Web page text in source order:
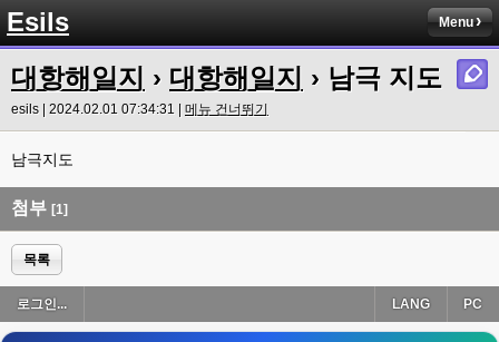
Esils Menu
대항해일지 › 대항해일지 › 남극 지도
esils | 2024.02.01 07:34:31 | 메뉴 건너뛰기
남극지도
첨부 [1]
목록
로그인... PC
LANG
esils 00:19
이게 db 접속자수로 잡는형태로 해서 그런가 ;;
고게임77
밑에 일반웹게임이 더있었네요
esils
아 이제 2로 돌아왔군요
esils 00:19
다 펼쳐두면 너무길어서 ..
esils 00:19
모바일로 보는데도 좀 불편하더라구요